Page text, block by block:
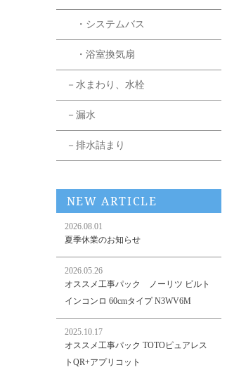
・システムバス
・浴室換気扇
－水まわり、水栓
－漏水
－排水詰まり
NEW ARTICLE
2026.08.01
夏季休業のお知らせ
2026.05.26
オススメ工事パック ノーリツ ビルト
インコンロ 60cmタイプ N3WV6M
2025.10.17
オススメ工事パック TOTOピュアレス
トQR+アプリコット